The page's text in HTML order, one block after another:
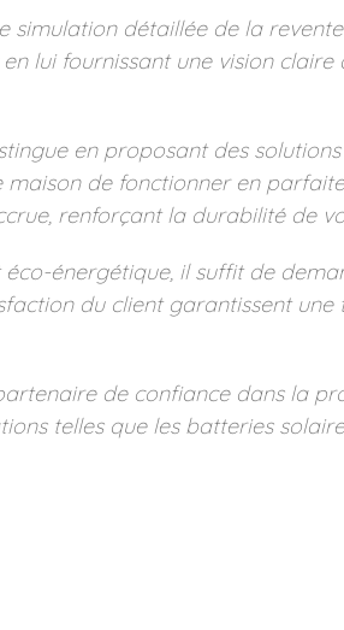
détaillée de la
lui fournissant une vision
en proposant des
de fonctionner en
renforçant la durabilité de
énergétique, il suffit de
du client garantissent
de confiance dans la
telles que les batteries